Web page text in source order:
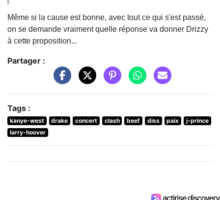
Même si la cause est bonne, avec tout ce qui s'est passé,
on se demande vraiment quelle réponse va donner Drizzy
à cette proposition...
Partager :
Tags :
kanye-west drake concert clash beef diss paix
j-prince
larry-hoover